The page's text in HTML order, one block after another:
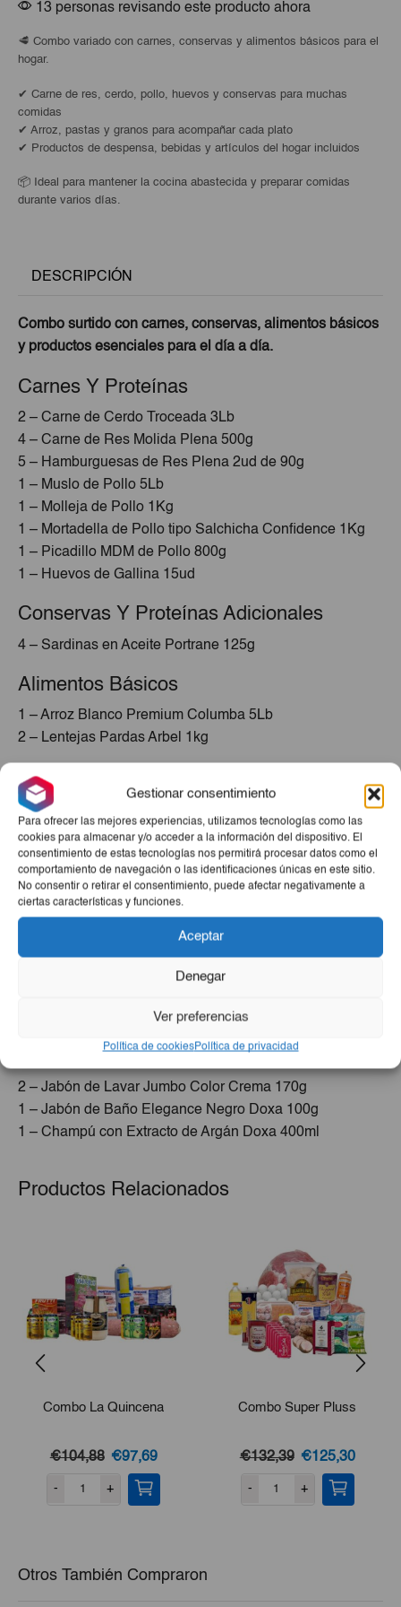
Gestionar consentimiento
Para ofrecer las mejores experiencias, utilizamos tecnologías como las
cookies para almacenar y/o acceder a la información del dispositivo. El
consentimiento de estas tecnologías nos permitirá procesar datos como el
comportamiento de navegación o las identificaciones únicas en este sitio.
No consentir o retirar el consentimiento, puede afectar negativamente a
ciertas características y funciones.
Aceptar
Denegar
Ver preferencias
Política de cookiesPolítica de privacidad
13 personas revisando este producto ahora
🥩 Combo variado con carnes, conservas y alimentos básicos para el
hogar.
✔ Carne de res, cerdo, pollo, huevos y conservas para muchas
comidas
✔ Arroz, pastas y granos para acompañar cada plato
✔ Productos de despensa, bebidas y artículos del hogar incluidos
📦 Ideal para mantener la cocina abastecida y preparar comidas
durante varios días.
DESCRIPCIÓN
Combo surtido con carnes, conservas, alimentos básicos
y productos esenciales para el día a día.
Carnes Y Proteínas
2 – Carne de Cerdo Troceada 3Lb
4 – Carne de Res Molida Plena 500g
5 – Hamburguesas de Res Plena 2ud de 90g
1 – Muslo de Pollo 5Lb
1 – Molleja de Pollo 1Kg
1 – Mortadella de Pollo tipo Salchicha Confidence 1Kg
1 – Picadillo MDM de Pollo 800g
1 – Huevos de Gallina 15ud
Conservas Y Proteínas Adicionales
4 – Sardinas en Aceite Portrane 125g
Alimentos Básicos
1 – Arroz Blanco Premium Columba 5Lb
2 – Lentejas Pardas Arbel 1kg
Pastas Y Acompañamientos
2 – Espaguetis Doga 500g
2 – Sopa de Pollo con Fideos Gallina Blanca 68g
1 – Pasta de Tomate Columba 400g
Despensa
1 – Leche en Polvo Entera Mumilk 1Kg
Bebidas
4 – Zumo de Mango Najwan 200ml
Cuidado Personal Y Hogar
2 – Jabón de Lavar Jumbo Color Crema 170g
1 – Jabón de Baño Elegance Negro Doxa 100g
1 – Champú con Extracto de Argán Doxa 400ml
Productos Relacionados
Combo La Quincena
€104,88 El
precio
original
€97,69El
precio
- +
Combo Super Pluss
€132,39 El
precio
original
€125,30El
precio
- +
Otros También Compraron